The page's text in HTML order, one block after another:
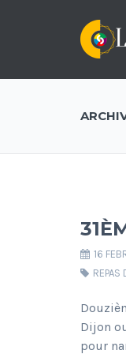
16
REPAS
Dijon
pour